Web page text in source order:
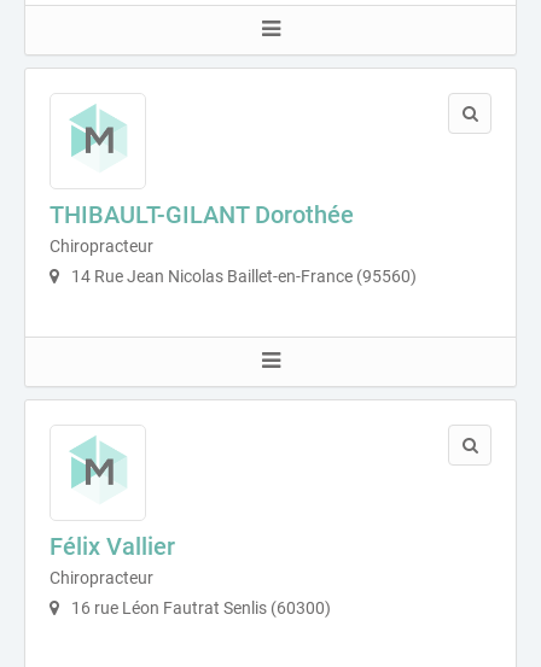
THIBAULT-GILANT Dorothée
Chiropracteur
14 Rue Jean Nicolas Baillet-en-France (95560)
Félix Vallier
Chiropracteur
16 rue Léon Fautrat Senlis (60300)